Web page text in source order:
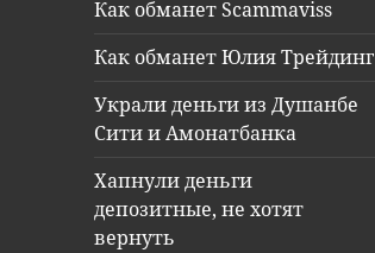
Как обманет Scammaviss
Как обманет Юлия Трейдинг
Украли деньги из Душанбе
Сити и Амонатбанка
Хапнули деньги
депозитные, не хотят
вернуть